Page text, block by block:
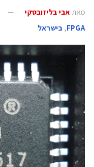
מאת אבי בליזובסקי
‫‪FPGA‬‬
, בישראל